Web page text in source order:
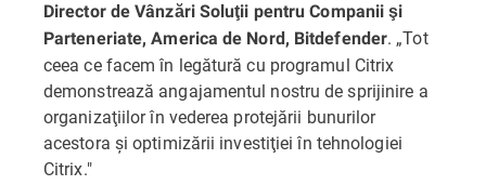
Director de Vânzări Soluţii pentru Companii şi
Parteneriate, America de Nord, Bitdefender. „Tot
ceea ce facem în legătură cu programul Citrix
demonstrează angajamentul nostru de sprijinire a
organizaţiilor în vederea protejării bunurilor
acestora şi optimizării investiţiei în tehnologiei
Citrix."